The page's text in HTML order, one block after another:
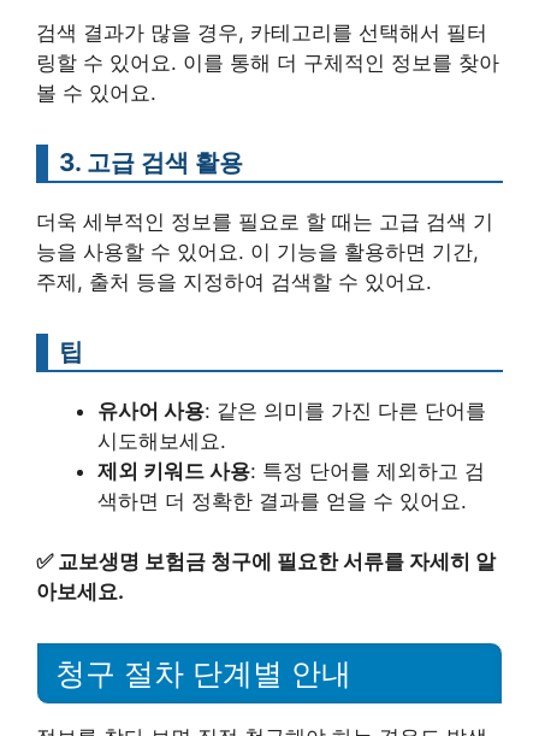
검색 결과가 많을 경우, 카테고리를 선택해서 필터
링할 수 있어요. 이를 통해 더 구체적인 정보를 찾아
볼 수 있어요.
3. 고급 검색 활용
더욱 세부적인 정보를 필요로 할 때는 고급 검색 기
능을 사용할 수 있어요. 이 기능을 활용하면 기간,
주제, 출처 등을 지정하여 검색할 수 있어요.
팁
유사어 사용: 같은 의미를 가진 다른 단어를
시도해보세요.
제외 키워드 사용: 특정 단어를 제외하고 검
색하면 더 정확한 결과를 얻을 수 있어요.
✅ 교보생명 보험금 청구에 필요한 서류를 자세히 알
아보세요.
청구 절차 단계별 안내